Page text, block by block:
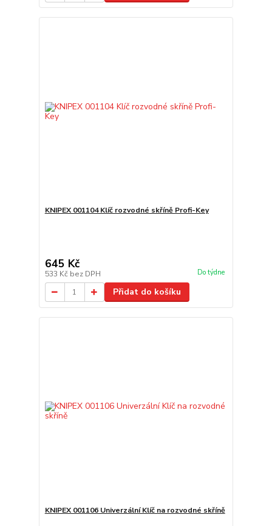
KNIPEX 001104 Klíč rozvodné skříně Profi-Key
645 Kč
533 Kč bez DPH Do týdne
Přidat do košíku
KNIPEX 001106 Univerzální Klíč na rozvodné skříně